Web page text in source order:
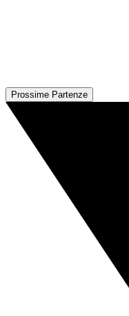
Prossime Partenze